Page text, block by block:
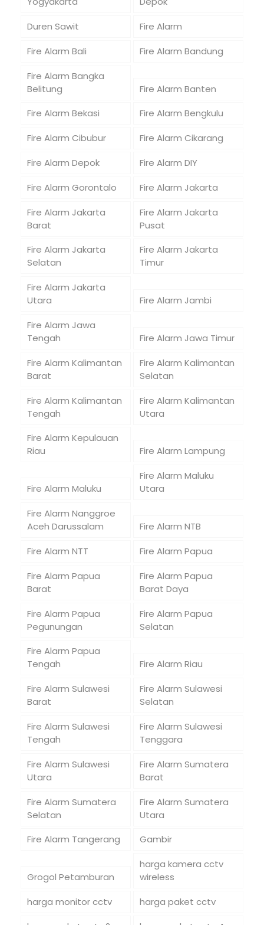
Duren Sawit
Fire Alarm
Fire Alarm Bali
Fire Alarm Bandung
Fire Alarm Bangka
Belitung
Fire Alarm Banten
Fire Alarm Bekasi
Fire Alarm Bengkulu
Fire Alarm Cibubur
Fire Alarm Cikarang
Fire Alarm Depok
Fire Alarm DIY
Fire Alarm Gorontalo
Fire Alarm Jakarta
Fire Alarm Jakarta
Barat
Fire Alarm Jakarta
Pusat
Fire Alarm Jakarta
Selatan
Fire Alarm Jakarta
Timur
Fire Alarm Jakarta
Utara
Fire Alarm Jambi
Fire Alarm Jawa
Tengah
Fire Alarm Jawa Timur
Fire Alarm Kalimantan
Barat
Fire Alarm Kalimantan
Selatan
Fire Alarm Kalimantan
Tengah
Fire Alarm Kalimantan
Utara
Fire Alarm Kepulauan
Riau
Fire Alarm Lampung
Fire Alarm Maluku
Fire Alarm Maluku
Utara
Fire Alarm Nanggroe
Aceh Darussalam
Fire Alarm NTB
Fire Alarm NTT
Fire Alarm Papua
Fire Alarm Papua
Barat
Fire Alarm Papua
Barat Daya
Fire Alarm Papua
Pegunungan
Fire Alarm Papua
Selatan
Fire Alarm Papua
Tengah
Fire Alarm Riau
Fire Alarm Sulawesi
Barat
Fire Alarm Sulawesi
Selatan
Fire Alarm Sulawesi
Tengah
Fire Alarm Sulawesi
Tenggara
Fire Alarm Sulawesi
Utara
Fire Alarm Sumatera
Barat
Fire Alarm Sumatera
Selatan
Fire Alarm Sumatera
Utara
Fire Alarm Tangerang
Gambir
Grogol Petamburan
harga kamera cctv
wireless
harga monitor cctv
harga paket cctv